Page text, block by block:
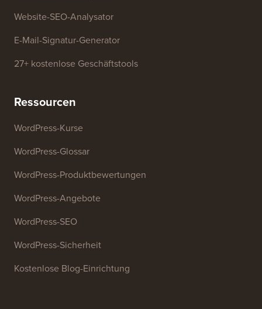
Website-SEO-Analysator
E-Mail-Signatur-Generator
27+ kostenlose Geschäftstools
Ressourcen
WordPress-Kurse
WordPress-Glossar
WordPress-Produktbewertungen
WordPress-Angebote
WordPress-SEO
WordPress-Sicherheit
Kostenlose Blog-Einrichtung